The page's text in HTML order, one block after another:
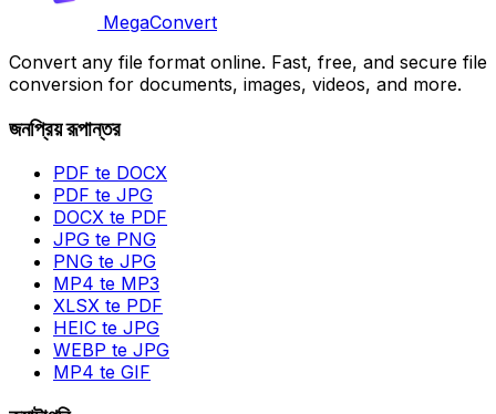
MegaConvert
Convert any file format online. Fast, free, and secure file
conversion for documents, images, videos, and more.
জনপ্রিয় রূপান্তর
PDF te DOCX
PDF te JPG
DOCX te PDF
JPG te PNG
PNG te JPG
MP4 te MP3
XLSX te PDF
HEIC te JPG
WEBP te JPG
MP4 te GIF